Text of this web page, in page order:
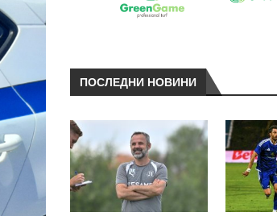
ПОСЛЕДНИ НОВИНИ